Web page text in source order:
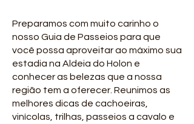
Preparamos com muito carinho o
nosso Guia de Passeios para que
você possa aproveitar ao máximo sua
estadia na Aldeia do Holon e
conhecer as belezas que a nossa
região tem a oferecer. Reunimos as
melhores dicas de cachoeiras,
vinícolas, trilhas, passeios a cavalo e